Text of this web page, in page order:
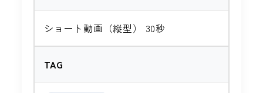
ショート動画（縦型） 30秒
TAG